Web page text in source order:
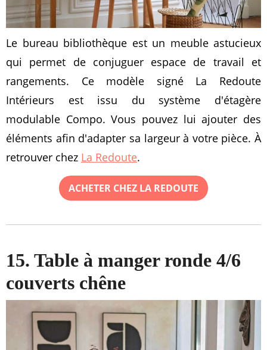
Le bureau bibliothèque est un meuble astucieux
qui permet de conjuguer espace de travail et
rangements. Ce modèle signé La Redoute
Intérieurs est issu du système d'étagère
modulable Compo. Vous pouvez lui ajouter des
éléments afin d'adapter sa largeur à votre pièce. À
retrouver chez La Redoute.
ACHETER CHEZ LA REDOUTE
15. Table à manger ronde 4/6
couverts chêne